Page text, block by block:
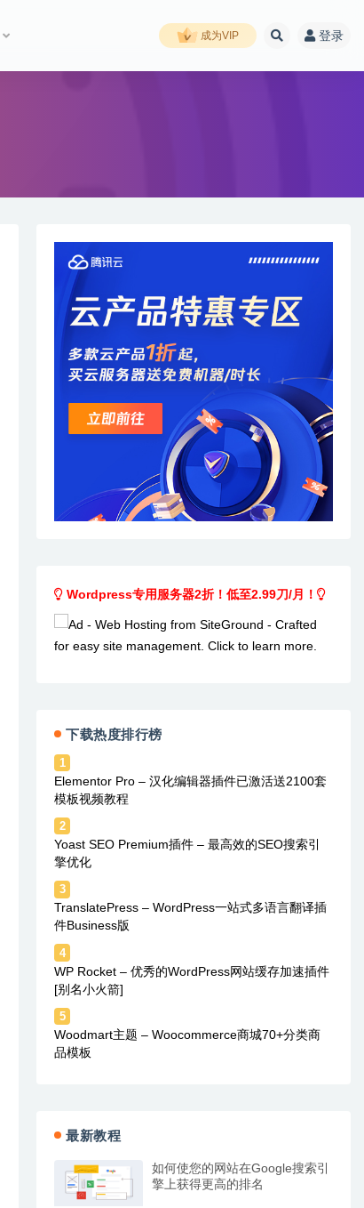
成为VIP 登录
Wordpress专用服务器2折！低至2.99刀/月！
下载热度排行榜
1
Elementor Pro – 汉化编辑器插件已激活送2100套
模板视频教程
2
Yoast SEO Premium插件 – 最高效的SEO搜索引
擎优化
3
TranslatePress – WordPress一站式多语言翻译插
件Business版
4
WP Rocket – 优秀的WordPress网站缓存加速插件
[别名小火箭]
5
Woodmart主题 – Woocommerce商城70+分类商
品模板
最新教程
如何使您的网站在Google搜索引
擎上获得更高的排名